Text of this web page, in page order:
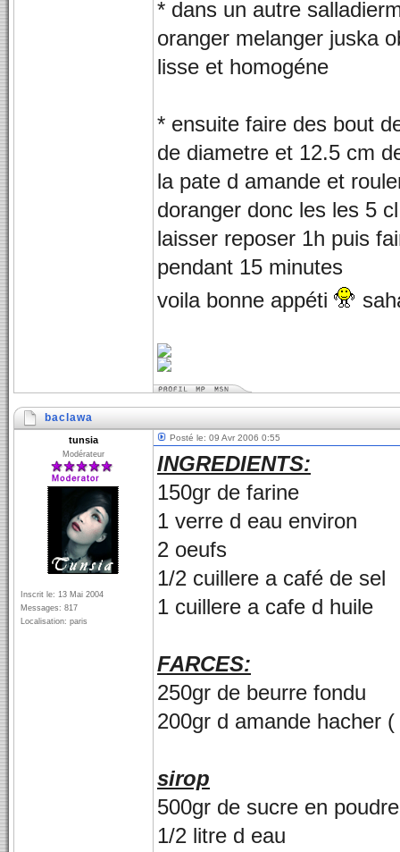
* dans un autre
oranger melanger juska
lisse et homogéne
* ensuite faire des bout
de diametre et 12.5 cm
la pate d amande et
doranger donc les les 5
laisser reposer 1h puis
pendant 15 minutes
voila bonne appéti
baclawa
tunsia
Modérateur
Inscrit le: 13 Mai 2004
Messages: 817
Localisation: paris
Posté le: 09 Avr 2006 0:55
INGREDIENTS:
150gr de farine
1 verre d eau environ
2 oeufs
1/2 cuillere a café de sel
1 cuillere a cafe d huile
FARCES:
250gr de beurre fondu
200gr d amande hacher
sirop
500gr de sucre en poudre
1/2 litre d eau